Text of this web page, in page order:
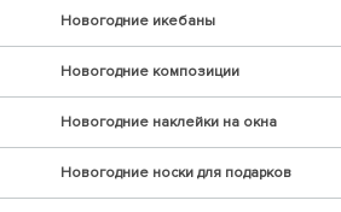
Новогодние икебаны
Новогодние композиции
Новогодние наклейки на окна
Новогодние носки для подарков